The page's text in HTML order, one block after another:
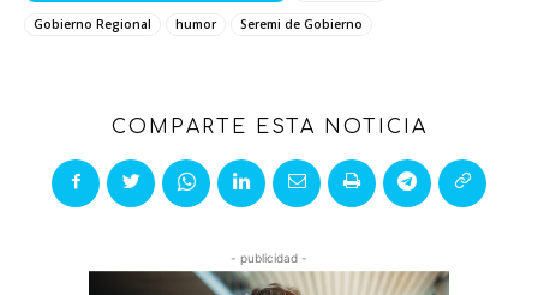
Gobierno Regional
humor Seremi de Gobierno
COMPARTE ESTA NOTICIA
- publicidad -